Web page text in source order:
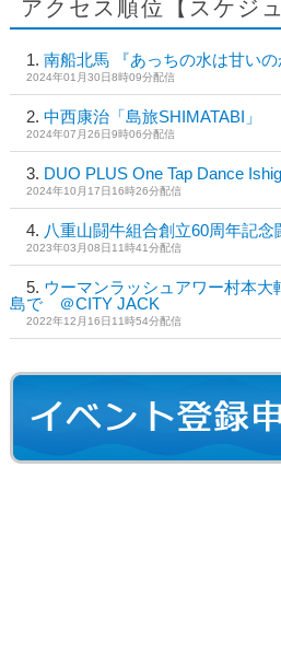
アクセス順位【スケジ
南船北馬 『あっちの水は甘いの
2024年01月30日8時09分配信
中西康治「島旅SHIMATABI」
2024年07月26日9時06分配信
DUO PLUS One Tap Dance
2024年10月17日16時26分配信
八重山闘牛組合創立60周年記
2023年03月08日11時41分配信
ウーマンラッシュアワー村本大
島で ＠CITY JACK
2022年12月16日11時54分配信